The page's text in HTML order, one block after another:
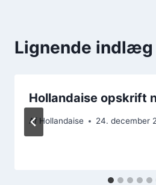
Lignende indlæg
Hollandaise opskrift
Af Hollandaise 24. december